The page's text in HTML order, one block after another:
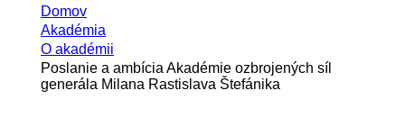
Domov
Akadémia
O akadémii
Poslanie a ambícia Akadémie ozbrojených síl
generála Milana Rastislava Štefánika